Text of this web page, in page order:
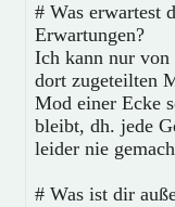
# Was erwartest
Erwartungen?
Ich kann nur von
dort zugeteilten
Mod einer Ecke
bleibt, dh. jede
leider nie
# Was ist dir